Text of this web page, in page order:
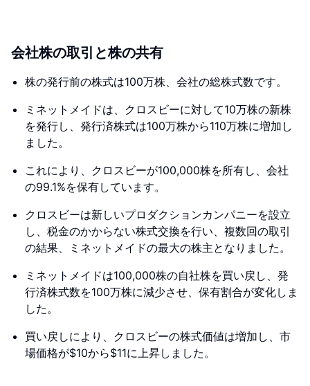
会社株の取引と株の共有
株の発行前の株式は100万株、会社の総株式数です。
ミネットメイドは、クロスビーに対して10万株の新株
を発行し、発行済株式は100万株から110万株に増加し
ました。
これにより、クロスビーが100,000株を所有し、会社
の99.1%を保有しています。
クロスビーは新しいプロダクションカンパニーを設立
し、税金のかからない株式交換を行い、複数回の取引
の結果、ミネットメイドの最大の株主となりました。
ミネットメイドは100,000株の自社株を買い戻し、発
行済株式数を100万株に減少させ、保有割合が変化しま
した。
買い戻しにより、クロスビーの株式価値は増加し、市
場価格が$10から$11に上昇しました。